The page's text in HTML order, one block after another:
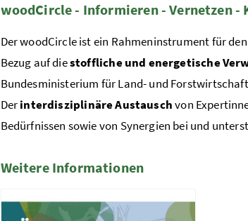
woodCircle - Informieren - Vernetzen -
Der woodCircle ist ein Rahmeninstrument für den
Bezug auf diestoffliche und energetische
Bundesministerium für Land- und
Derinterdisziplinäre Austauschvon
Bedürfnissen sowie von Synergien bei und
Weitere Informationen
1 Elemente